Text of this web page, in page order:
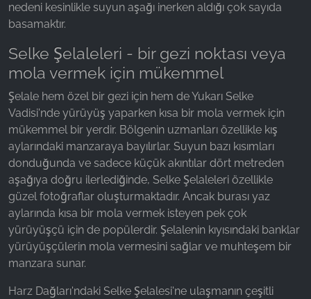
nedeni kesinlikle suyun aşağı inerken aldığı çok sayıda
basamaktır.
Selke Şelaleleri - bir gezi noktası veya
mola vermek için mükemmel
Şelale hem özel bir gezi için hem de Yukarı Selke
Vadisi'nde yürüyüş yaparken kısa bir mola vermek için
mükemmel bir yerdir. Bölgenin uzmanları özellikle kış
aylarındaki manzaraya bayılırlar. Suyun bazı kısımları
donduğunda ve sadece küçük akıntılar dört metreden
aşağıya doğru ilerlediğinde, Selke Şelaleleri özellikle
güzel fotoğraflar oluşturmaktadır. Ancak burası yaz
aylarında kısa bir mola vermek isteyen pek çok
yürüyüşçü için de popülerdir. Şelalenin kıyısındaki banklar
yürüyüşçülerin mola vermesini sağlar ve muhteşem bir
manzara sunar.
Harz Dağları'ndaki Selke Şelalesi'ne ulaşmanın çeşitli
Google Analytics
Name:
_ga, _gid, _gac_gb_
Provider:
Purpose:
Web sitesi kullanımına ilişkin istatistiklerin
toplanması
Cookie duration:
24 saat - 2 yıl